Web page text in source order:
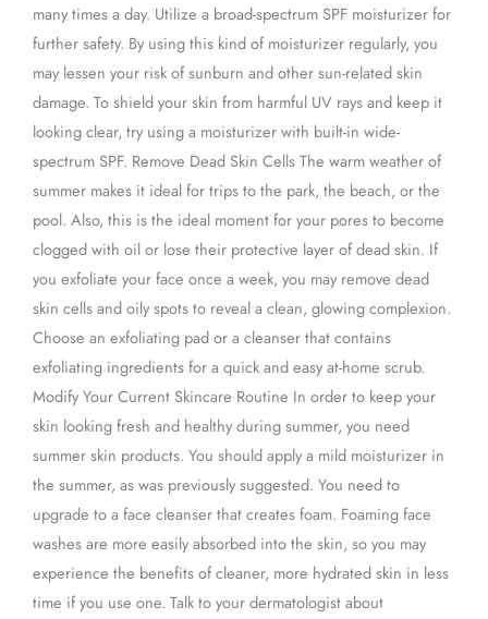
many times a day. Utilize a broad-spectrum SPF moisturizer for
further safety. By using this kind of moisturizer regularly, you
may lessen your risk of sunburn and other sun-related skin
damage. To shield your skin from harmful UV rays and keep it
looking clear, try using a moisturizer with built-in wide-
spectrum SPF. Remove Dead Skin Cells The warm weather of
summer makes it ideal for trips to the park, the beach, or the
pool. Also, this is the ideal moment for your pores to become
clogged with oil or lose their protective layer of dead skin. If
you exfoliate your face once a week, you may remove dead
skin cells and oily spots to reveal a clean, glowing complexion.
Choose an exfoliating pad or a cleanser that contains
exfoliating ingredients for a quick and easy at-home scrub.
Modify Your Current Skincare Routine In order to keep your
skin looking fresh and healthy during summer, you need
summer skin products. You should apply a mild moisturizer in
the summer, as was previously suggested. You need to
upgrade to a face cleanser that creates foam. Foaming face
washes are more easily absorbed into the skin, so you may
experience the benefits of cleaner, more hydrated skin in less
time if you use one. Talk to your dermatologist about